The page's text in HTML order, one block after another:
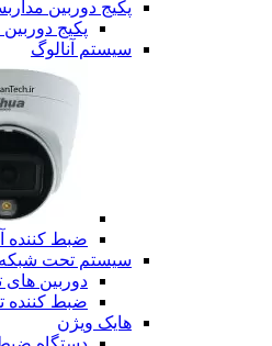
پکیج دوربین
پکیج
سیستم آنالوگ
ضبط کننده
سیستم تحت شبکه
دوربین های
ضبط کننده
هایک ویژن